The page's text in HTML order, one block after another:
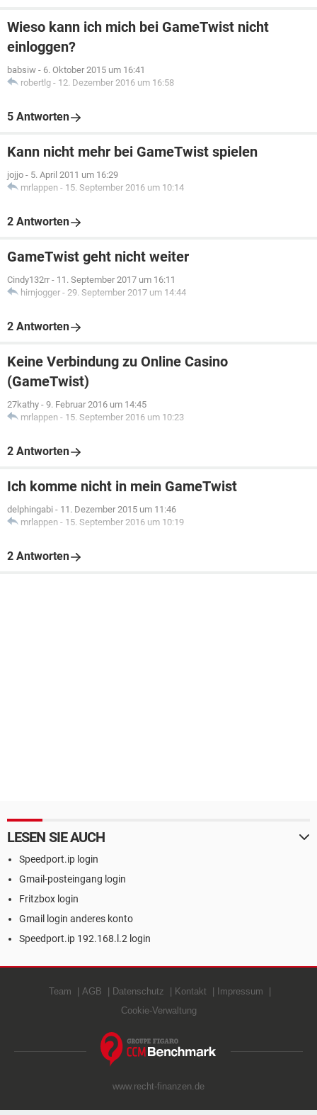
Wieso kann ich mich bei GameTwist nicht
einloggen?
babsiw - 6. Oktober 2015 um 16:41
robertlg - 12. Dezember 2016 um 16:58
5 Antworten
Kann nicht mehr bei GameTwist spielen
jojjo - 5. April 2011 um 16:29
mrlappen - 15. September 2016 um 10:14
2 Antworten
GameTwist geht nicht weiter
Cindy132rr - 11. September 2017 um 16:11
hirnjogger - 29. September 2017 um 14:44
2 Antworten
Keine Verbindung zu Online Casino
(GameTwist)
27kathy - 9. Februar 2016 um 14:45
mrlappen - 15. September 2016 um 10:23
2 Antworten
Ich komme nicht in mein GameTwist
delphingabi - 11. Dezember 2015 um 11:46
mrlappen - 15. September 2016 um 10:19
2 Antworten
LESEN SIE AUCH
Speedport.ip login
Gmail-posteingang login
Fritzbox login
Gmail login anderes konto
Speedport.ip 192.168.l.2 login
Team AGB Datenschutz Kontakt
Impressum
Cookie-Verwaltung
www.recht-finanzen.de